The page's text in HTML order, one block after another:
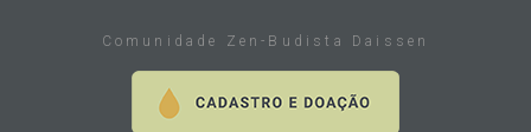
Comunidade Zen-Budista Daissen